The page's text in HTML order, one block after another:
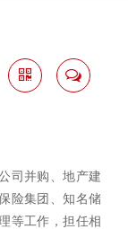
司并购、地产建
险集团、知名储
等工作，担任相